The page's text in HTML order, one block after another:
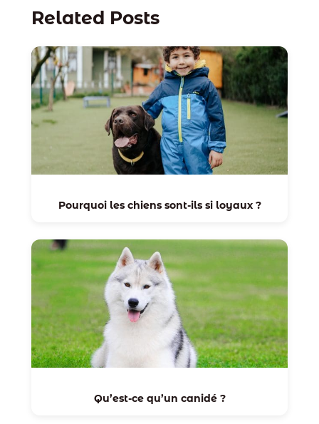
Related Posts
Pourquoi les chiens sont-ils si loyaux ?
Qu’est-ce qu’un canidé ?